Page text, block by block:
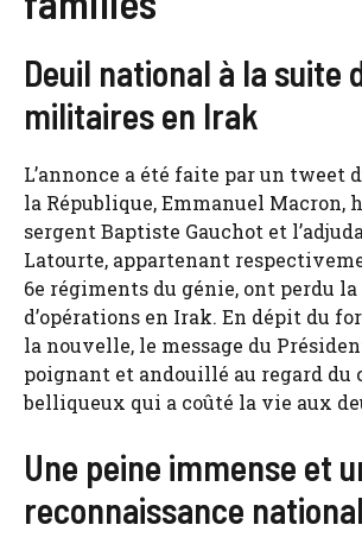
Deuil national à la suite
militaires en Irak
L’annonce a été faite par un tweet
la République, Emmanuel Macron,
sergent Baptiste Gauchot et
Latourte, appartenant
6e régiments du génie, ont perdu
d’opérations en Irak. En dépit du
la nouvelle, le message du
poignant et andouillé au regard du
belliqueux qui a coûté la vie aux
Une peine immense et
reconnaissance